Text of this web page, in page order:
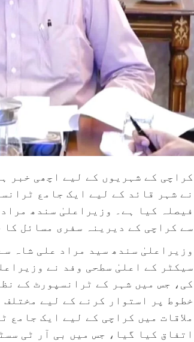
کراچی کے شہریوں کے لیے اچھی خبر
نے شہر قائد کے لیے ایک جامع
فیصلہ کیا ہے۔ وزیراعلیٰ سندھ
سے کراچی کے دیرینہ سفری مسائل کا
وزیراعلیٰ سندھ سید مراد علی شاہ
سیکٹر کے اعلیٰ سطحی وفد نے
کی، جس میں شہر کے ٹرانسپورٹ کے
خطوط پر استوار کرنے کے لیے
ملاقات میں کراچی کے لیے ایک جامع
اتفاق کیا گیا، جس میں بی آر ٹی